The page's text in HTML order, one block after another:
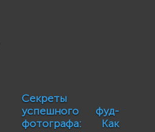
Секреты
успешного фуд-
фотографа: Как